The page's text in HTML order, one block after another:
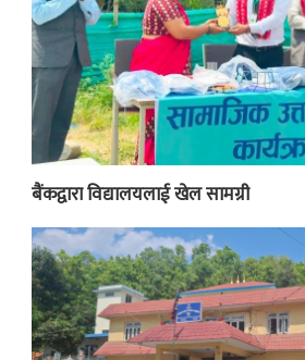
बैंकद्वारा विद्यालयलाई खेल सामग्री